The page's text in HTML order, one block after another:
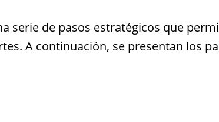
serie de pasos estratégicos que
A continuación, se presentan los